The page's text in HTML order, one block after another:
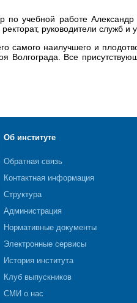
по учебной работе
руководители служб и
самого наилучшего и
Волгограда. Все
Об институте
Обратная связь
Контактная информация
Структура
Администрация
Нормативные документы
Электронные сервисы
История института
Клуб выпускников
СМИ о нас